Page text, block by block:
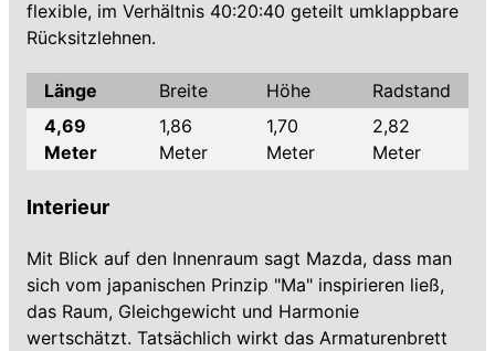
flexible, im Verhältnis 40:20:40 geteilt umklappbare
Rücksitzlehnen.
Länge Breite Höhe
Radstand
4,69
Meter
1,86
Meter
1,70
Meter
2,82
Meter
Interieur
Mit Blick auf den Innenraum sagt Mazda, dass man
sich vom japanischen Prinzip "Ma" inspirieren ließ,
das Raum, Gleichgewicht und Harmonie
wertschätzt. Tatsächlich wirkt das Armaturenbrett